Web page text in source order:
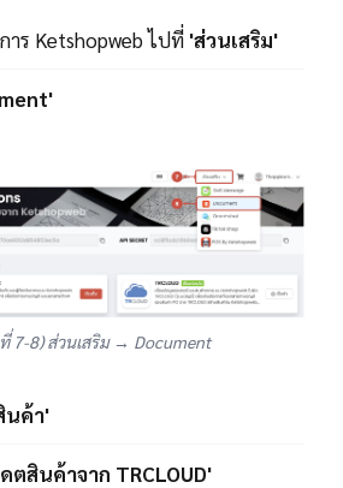
ร Ketshopweb ไปที่ 'ส่วนเสริม'
7-8) ส่วนเสริม → Document
นค้า'
ตสินค้าจาก TRCLOUD'